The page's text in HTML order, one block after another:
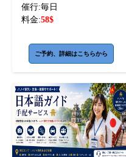
催行:毎日
料金:58$
ご予約、詳細はこちらから